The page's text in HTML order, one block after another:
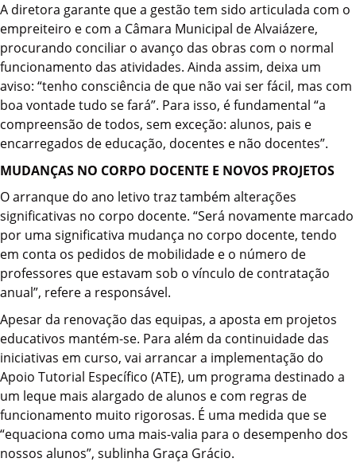
A diretora garante que a gestão tem sido articulada com o
empreiteiro e com a Câmara Municipal de Alvaiázere,
procurando conciliar o avanço das obras com o normal
funcionamento das atividades. Ainda assim, deixa um
aviso: “tenho consciência de que não vai ser fácil, mas com
boa vontade tudo se fará”. Para isso, é fundamental “a
compreensão de todos, sem exceção: alunos, pais e
encarregados de educação, docentes e não docentes”.
MUDANÇAS NO CORPO DOCENTE E NOVOS PROJETOS
O arranque do ano letivo traz também alterações
significativas no corpo docente. “Será novamente marcado
por uma significativa mudança no corpo docente, tendo
em conta os pedidos de mobilidade e o número de
professores que estavam sob o vínculo de contratação
anual”, refere a responsável.
Apesar da renovação das equipas, a aposta em projetos
educativos mantém-se. Para além da continuidade das
iniciativas em curso, vai arrancar a implementação do
Apoio Tutorial Específico (ATE), um programa destinado a
um leque mais alargado de alunos e com regras de
funcionamento muito rigorosas. É uma medida que se
“equaciona como uma mais-valia para o desempenho dos
nossos alunos”, sublinha Graça Grácio.